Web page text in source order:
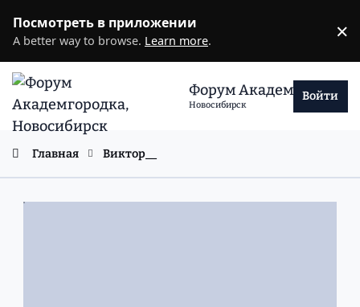
Посмотреть в приложении
A better way to browse. Learn more. ×
Форум Академгородка
Новосибирск
Войти
Главная Виктор__